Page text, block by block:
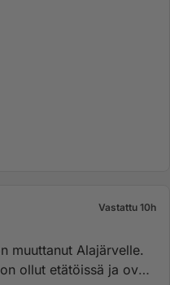
Vastattu 10h
muuttanut Alajärvelle.
ollut etätöissä ja ovet